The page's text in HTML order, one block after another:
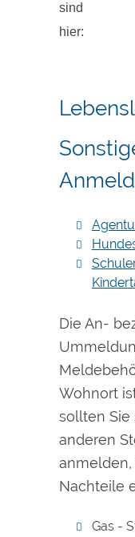
sind
hier:
Die An-
Wohnort
sollten Sie
anderen
Nachteile
Gas -